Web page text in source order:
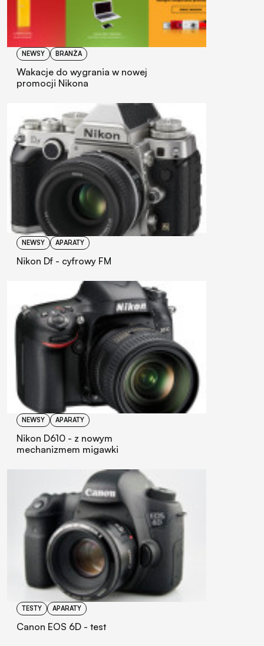
NEWSY BRANŻA
Wakacje do wygrania w nowej
promocji Nikona
NEWSY APARATY
Nikon Df - cyfrowy FM
NEWSY APARATY
Nikon D610 - z nowym
mechanizmem migawki
TESTY APARATY
Canon EOS 6D - test